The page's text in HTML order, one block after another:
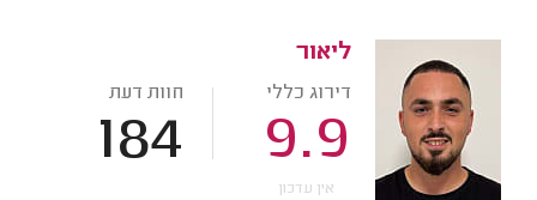
ליאור
דירוג כללי
9.9
חוות דעת
184
אין עדכון